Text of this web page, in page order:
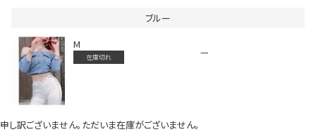
インスタ写真投稿キャンペーン！
ブルー
M
在庫切れ —
申し訳ございません。ただいま在庫がございません。